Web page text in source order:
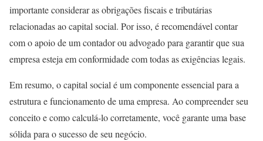
importante considerar as obrigações fiscais e tributárias
relacionadas ao capital social. Por isso, é recomendável contar
com o apoio de um contador ou advogado para garantir que sua
empresa esteja em conformidade com todas as exigências legais.
Em resumo, o capital social é um componente essencial para a
estrutura e funcionamento de uma empresa. Ao compreender seu
conceito e como calculá-lo corretamente, você garante uma base
sólida para o sucesso de seu negócio.